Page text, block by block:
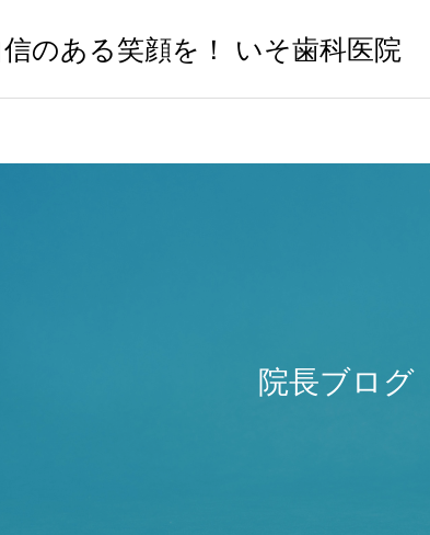
のある笑顔を！ いそ歯科医院
院長ブログ